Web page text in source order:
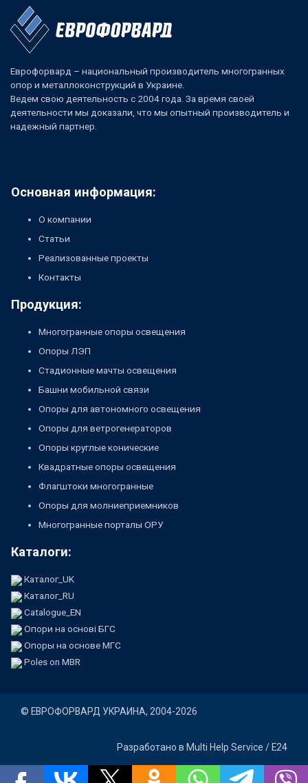
Еврофорвард – национальный производитель многогранных
опор и металлоконструкций в Украине.
Ведем свою деятельность с 2004 года. За время своей
деятельности мы доказали, что мы опытный производитель и
надежный партнер.
Основная информация:
О компании
Статьи
Реализованные проекты
Контакты
Продукция:
Многогранные опоры освещения
Опоры ЛЭП
Стадионные мачты освещения
Башни мобильной связи
Опоры для автономного освещения
Опоры для ветрогенераторов
Опоры круглые конические
Квадратные опоры освещения
Флагштоки многогранные
Опоры для молниеприемников
Многогранные порталы ОРУ
Каталоги:
Каталог_UK
Каталог_RU
Catalogue_EN
Опори на основі БГС
Опоры на основе МГС
Poles on MBR
© ЕВРОФОРВАРД УКРАИНА, 2004-2026
Разработано в Multi Help Service / E24